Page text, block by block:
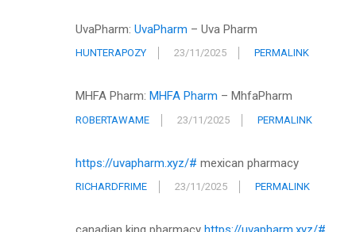
UvaPharm: UvaPharm – Uva Pharm
HUNTERAPOZY 23/11/2025 PERMALINK
MHFA Pharm: MHFA Pharm – MhfaPharm
ROBERTAWAME 23/11/2025 PERMALINK
https://uvapharm.xyz/# mexican pharmacy
RICHARDFRIME 23/11/2025 PERMALINK